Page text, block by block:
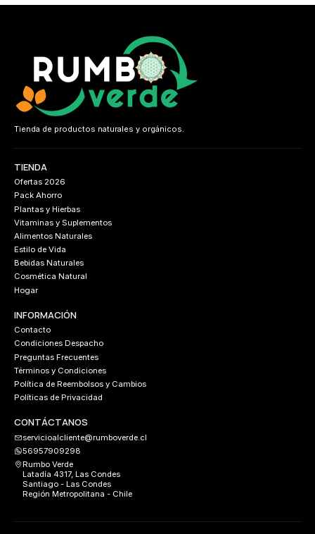
Tienda de productos naturales y orgánicos.
TIENDA
Ofertas 2026
Pack Ahorro
Plantas y Hierbas
Vitaminas y Suplementos
Alimentos Naturales
Estilo de Vida
Bebidas Naturales
Cosmética Natural
Hogar
INFORMACIÓN
Contacto
Condiciones Despacho
Preguntas Frecuentes
Términos y Condiciones
Política de Reembolsos y Cambios
Políticas de Privacidad
CONTÁCTANOS
servicioalcliente@rumboverde.cl
56957909298
Rumbo Verde
Latadía 4317, Las Condes
Santiago - Las Condes
Región Metropolitana - Chile